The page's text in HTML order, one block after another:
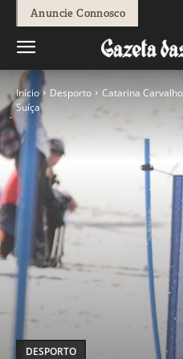
Anuncie Connosco
Início Desporto
Catarina
Suíça
DESPORTO